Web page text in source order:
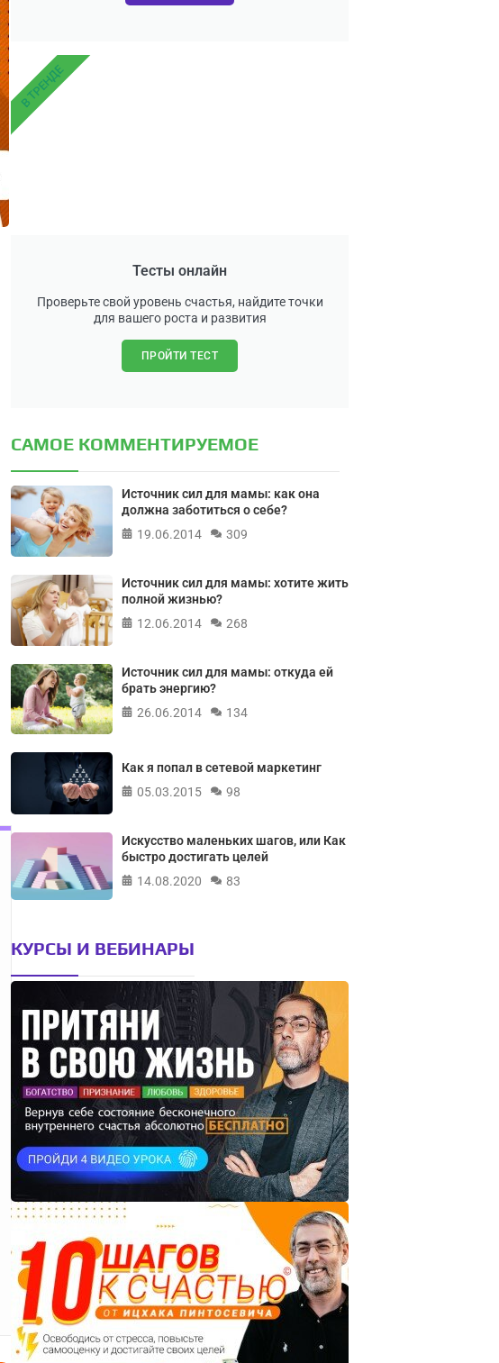
Тесты онлайн
Проверьте свой уровень счастья, найдите точки
для вашего роста и развития
ПРОЙТИ ТЕСТ
В ТРЕНДЕ
САМОЕ КОММЕНТИРУЕМОЕ
Источник сил для мамы: как она
должна заботиться о себе?
19.06.2014
309
Источник сил для мамы: хотите жить
полной жизнью?
12.06.2014
268
Источник сил для мамы: откуда ей
брать энергию?
26.06.2014
134
Как я попал в сетевой маркетинг
05.03.2015
98
Искусство маленьких шагов, или Как
быстро достигать целей
14.08.2020
83
КУРСЫ И ВЕБИНАРЫ